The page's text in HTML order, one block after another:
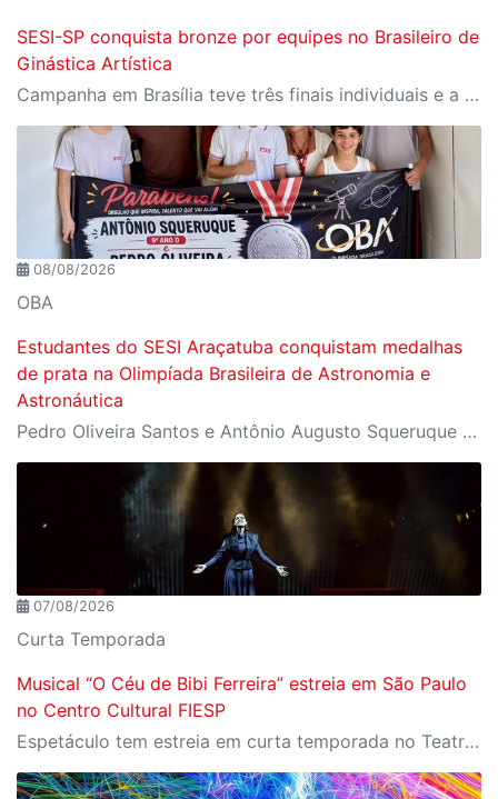
SESI-SP conquista bronze por equipes no Brasileiro de
Ginástica Artística
Campanha em Brasília teve três finais individuais e a estreia de Alannys Brito, de 13 anos, na categoria adulta
08/08/2026
OBA
Estudantes do SESI Araçatuba conquistam medalhas
de prata na Olimpíada Brasileira de Astronomia e
Astronáutica
Pedro Oliveira Santos e Antônio Augusto Squeruque Blanco destacaram-se entre mais de 1,6 milhão de participantes da OBA 2026, reforçando o compromisso da instituição com uma educação de excelência, que desenvolve competências essenciais para o futuro da indústria e da sociedade.
07/08/2026
Curta Temporada
Musical “O Céu de Bibi Ferreira” estreia em São Paulo
no Centro Cultural FIESP
Espetáculo tem estreia em curta temporada no Teatro do SESI-SP, no dia 20 de agosto, às 20h.